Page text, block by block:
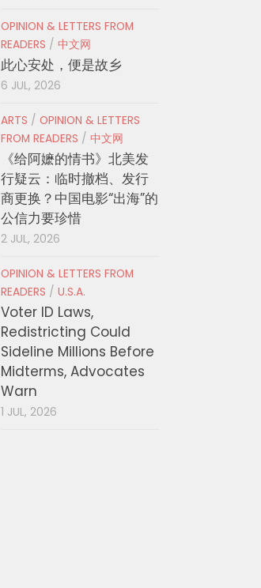
OPINION & LETTERS FROM
READERS / 中文网
此心安处，便是故乡
6 JUL, 2026
ARTS / OPINION & LETTERS
FROM READERS / 中文网
《给阿嬷的情书》北美发
行疑云：临时撤档、发行
商更换？中国电影“出海”的
公信力要珍惜
2 JUL, 2026
OPINION & LETTERS FROM
READERS / U.S.A.
Voter ID Laws,
Redistricting Could
Sideline Millions Before
Midterms, Advocates
Warn
1 JUL, 2026